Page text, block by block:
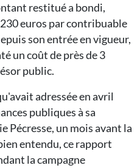
restitué a bondi,
euros par contribuable
son entrée en vigueur,
un coût de près de 3
public.
adressée en avril
publiques à sa
Pécresse, un mois avant la
entendu, ce rapport
la campagne